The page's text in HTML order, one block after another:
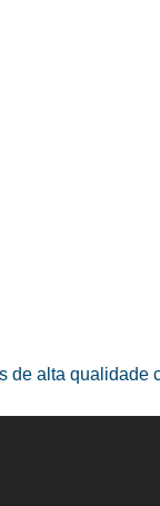
de alta qualidade